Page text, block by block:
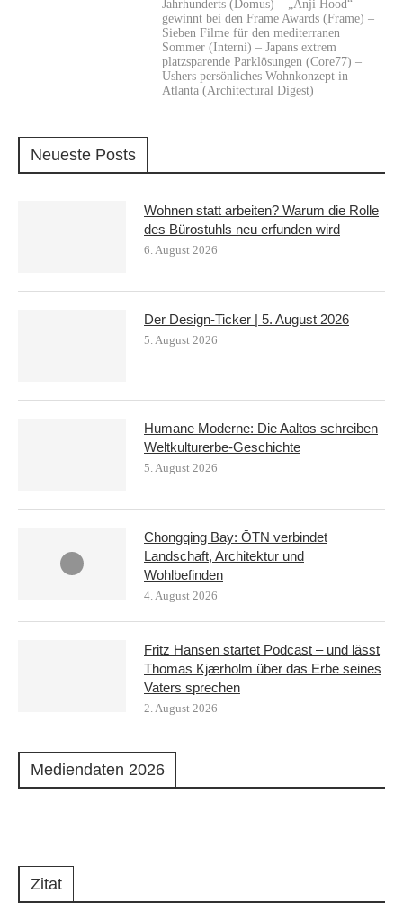
Jahrhunderts (Domus) – „Anji Hood“
gewinnt bei den Frame Awards (Frame) –
Sieben Filme für den mediterranen
Sommer (Interni) – Japans extrem
platzsparende Parklösungen (Core77) –
Ushers persönliches Wohnkonzept in
Atlanta (Architectural Digest)
Neueste Posts
Wohnen statt arbeiten? Warum die Rolle
des Bürostuhls neu erfunden wird
6. August 2026
Der Design-Ticker | 5. August 2026
5. August 2026
Humane Moderne: Die Aaltos schreiben
Weltkulturerbe-Geschichte
5. August 2026
Chongqing Bay: ŌTN verbindet
Landschaft, Architektur und
Wohlbefinden
4. August 2026
Fritz Hansen startet Podcast – und lässt
Thomas Kjærholm über das Erbe seines
Vaters sprechen
2. August 2026
Mediendaten 2026
Zitat